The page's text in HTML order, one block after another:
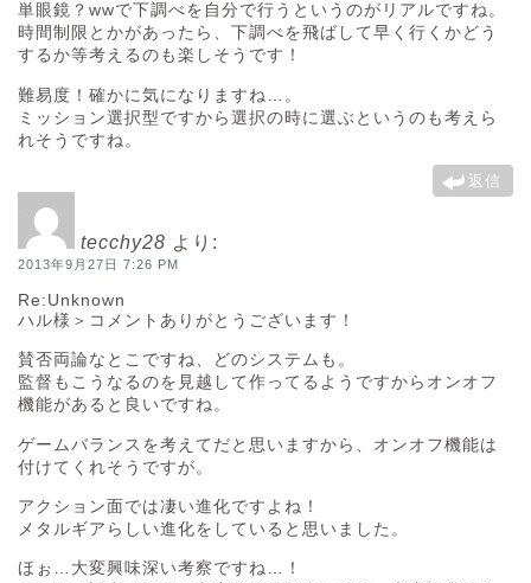
単眼鏡？wwで下調べを自分で行うというのがリアルですね。
時間制限とかがあったら、下調べを飛ばして早く行くかどう
するか等考えるのも楽しそうです！
難易度！確かに気になりますね…。
ミッション選択型ですから選択の時に選ぶというのも考えら
れそうですね。
返信
tecchy28 より:
2013年9月27日 7:26 PM
Re:Unknown
ハル様＞コメントありがとうございます！
賛否両論なとこですね、どのシステムも。
監督もこうなるのを見越して作ってるようですからオンオフ
機能があると良いですね。
ゲームバランスを考えてだと思いますから、オンオフ機能は
付けてくれそうですが。
アクション面では凄い進化ですよね！
メタルギアらしい進化をしていると思いました。
ほぉ…大変興味深い考察ですね…！